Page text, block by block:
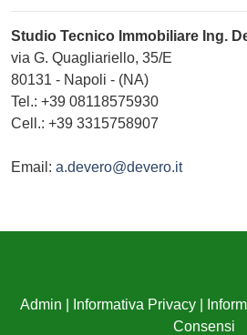
Studio Tecnico Immobiliare Ing.
via G. Quagliariello, 35/E
80131 - Napoli - (NA)
Tel.: +39 08118575930
Cell.: +39 3315758907
Email: a.devero@devero.it
Admin Informativa Privacy|
Consensi